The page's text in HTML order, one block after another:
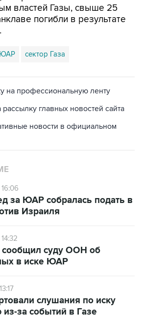
властей Газы, свыше 25
погибли в результате
ЮАР сектор Газа
на профессиональную ленту
главных новостей сайта
новости в официальном
за ЮАР собралась подать в
Израиля
суду ООН об
в иске ЮАР
слушания по иску
за событий в Газе